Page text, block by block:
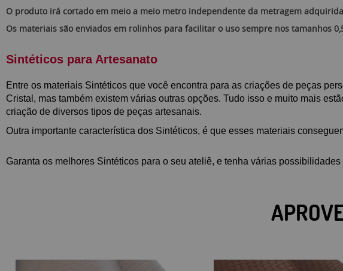
O produto irá cortado em meio a meio metro independente da metragem
Os materiais são enviados em rolinhos para facilitar o uso sempre nos tamanhos
Sintéticos para Artesanato
Entre os materiais Sintéticos que você encontra para as criações de peças
Cristal, mas também existem várias outras opções. Tudo isso e muito mais
criação de diversos tipos de peças artesanais.
Outra importante característica dos Sintéticos, é que esses materiais
Garanta os melhores Sintéticos para o seu ateliê, e tenha várias